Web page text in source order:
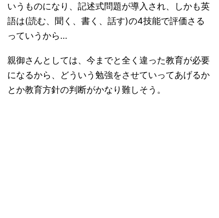
いうものになり、記述式問題が導入され、しかも英
語は(読む、聞く、書く、話す)の4技能で評価さる
っていうから…
親御さんとしては、今までと全く違った教育が必要
になるから、どういう勉強をさせていってあげるか
とか教育方針の判断がかなり難しそう。